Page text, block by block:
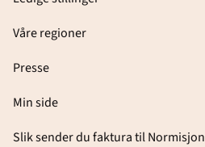
Våre regioner
Presse
Min side
Slik sender du faktura til Normisjon